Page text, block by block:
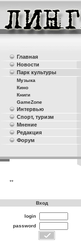
Главная
Новости
Парк культуры
Музыка
Кино
Книги
GameZone
Интервью
Спорт, туризм
Мнение
Редакция
Форум
**
Вход
login
password